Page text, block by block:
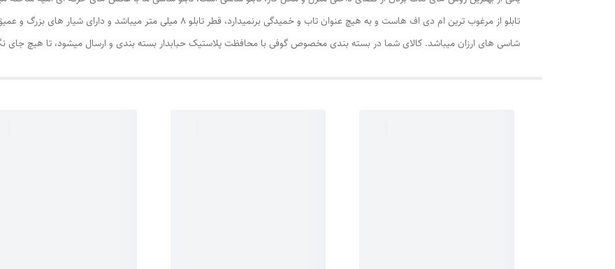
تابلو از مرغوب ترین ام دی اف هاست و به هیچ عنوان تاب و خمیدگی برنمیدارد، قطر
شاسی های ارزان میباشد. کالای شما در بسته بندی مخصوص گوفی با محافظت پلاستیک حبابدار بسته بندی و ارسال میشود، تا هیچ جای